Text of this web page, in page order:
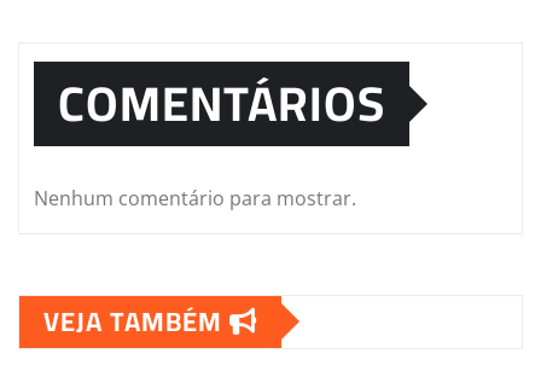
COMENTÁRIOS
Nenhum comentário para mostrar.
VEJA TAMBÉM